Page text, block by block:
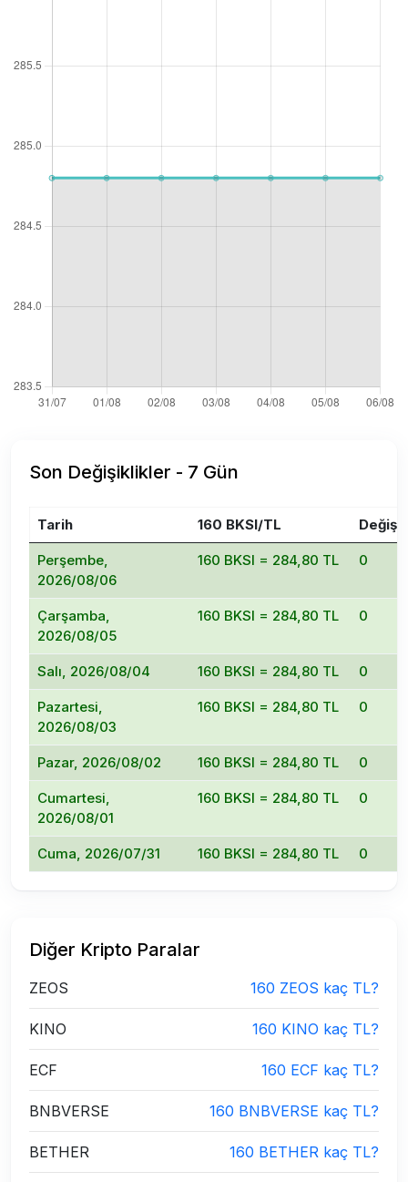
Son Değişiklikler - 7 Gün
Tarih 160 BKSI/TL
Perşembe,
2026/08/06
160 BKSI = 284,80 TL 0
Çarşamba,
2026/08/05
160 BKSI = 284,80 TL 0
Salı, 2026/08/04 160 BKSI = 284,80 TL 0
Pazartesi,
2026/08/03
160 BKSI = 284,80 TL 0
Pazar, 2026/08/02 160 BKSI = 284,80 TL 0
Cumartesi,
2026/08/01
160 BKSI = 284,80 TL 0
Cuma, 2026/07/31 160 BKSI = 284,80 TL 0
Diğer Kripto Paralar
ZEOS 160 ZEOS kaç TL?
KINO 160 KINO kaç TL?
ECF 160 ECF kaç TL?
BNBVERSE 160 BNBVERSE kaç TL?
BETHER 160 BETHER kaç TL?